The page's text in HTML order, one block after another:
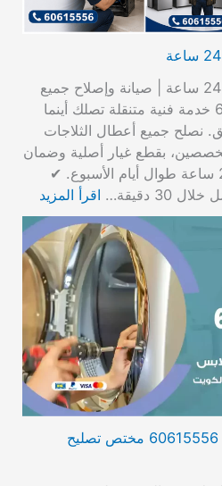
فني تصليح ثلاجات الكويت 24 ساعة | صيانة وإصلاح جميع
أنواع الثلاجات | 60615556 خدمة فنية متنقلة تصلك أينما
نصلح جميع أعطال الثلاجات
بقطع غيار أصلية وضمان
على الإصلاح، على مدار 24 ساعة طوال أيام الأسبوع. ✔
اقرأ المزيد
فني تصليح غسالات السلام 60615556 مختص تصليح